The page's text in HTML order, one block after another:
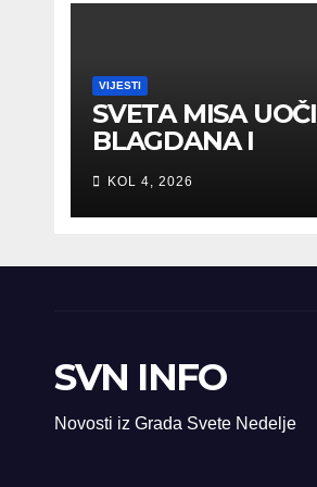
VIJESTI
SVETA MISA UOČI
BLAGDANA I
HRVATSKOG
PRAZNIKA
SLOBODE
KOL 4, 2026
SVN INFO
Novosti iz Grada Svete Nedelje